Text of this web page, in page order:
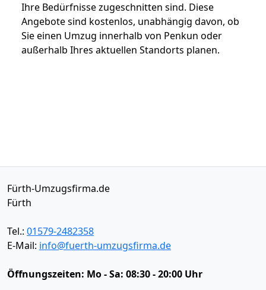
Ihre Bedürfnisse zugeschnitten sind. Diese
Angebote sind kostenlos, unabhängig davon, ob
Sie einen Umzug innerhalb von Penkun oder
außerhalb Ihres aktuellen Standorts planen.
Fürth-Umzugsfirma.de
Fürth
Tel.: 01579-2482358
E-Mail: info@fuerth-umzugsfirma.de
Öffnungszeiten: Mo - Sa: 08:30 - 20:00 Uhr